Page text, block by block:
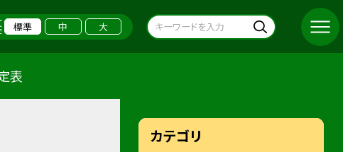
標準 中 大
表
カテゴリ